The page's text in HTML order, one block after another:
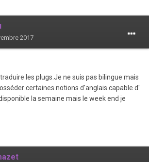
2017
les plugs.Je ne suis pas bilingue mais
certaines notions d'anglais capable d'
la semaine mais le week end je